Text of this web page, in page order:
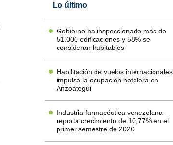
Lo último
Gobierno ha inspeccionado más de
51.000 edificaciones y 58% se
consideran habitables
Habilitación de vuelos internacionales
impulsó la ocupación hotelera en
Anzoátegui
Industria farmacéutica venezolana
reporta crecimiento de 10,77% en el
primer semestre de 2026